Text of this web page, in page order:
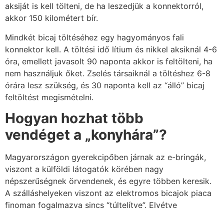
aksiját is kell tölteni, de ha leszedjük a konnektorról,
akkor 150 kilométert bír.
Mindkét bicaj töltéséhez egy hagyományos fali
konnektor kell. A töltési idő lítium és nikkel aksiknál 4-6
óra, emellett javasolt 90 naponta akkor is feltölteni, ha
nem használjuk őket. Zselés társaiknál a töltéshez 6-8
órára lesz szükség, és 30 naponta kell az “álló” bicaj
feltöltést megismételni.
Hogyan hozhat több
vendéget a „konyhára”?
Magyarországon gyerekcipőben járnak az e-bringák,
viszont a külföldi látogatók köré­ben nagy
népszerűségnek örvendenek, és egyre többen keresik.
A szálláshelyeken viszont az elektromos bicajok piaca
finoman fogalmazva sincs “túltelítve”. Elvétve